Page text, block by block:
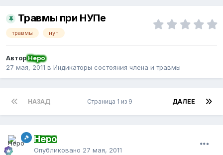
Травмы при НУПе
травмы нуп
АвторНеро
27 мая, 2011 в Индикаторы состояния члена и травмы
НАЗАД ДАЛЕЕ
Страница 1 из 9
Неро
Опубликовано 27 мая, 2011